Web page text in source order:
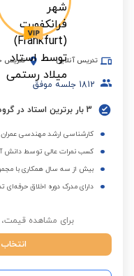
تدریس آنلاین تدریس
1812 جلسه موفق
3 بار برترین استاد در گروه درسی و فصول مختلف
کارشناسی ارشد مهندسی عمران
کسب نمرات عالی توسط دانش
بیش از سه سال همکاری با
دارای مدرک دوره اخلاق حرفه‌ای
برای مشاهده قیمت،